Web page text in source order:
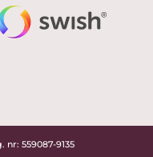
nr: 559087-9135